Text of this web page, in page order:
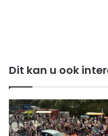
Dit kan u ook